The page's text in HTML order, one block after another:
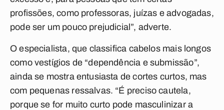
profissões, como professoras, juízas e advogadas,
pode ser um pouco prejudicial”, adverte.
O especialista, que classifica cabelos mais longos
como vestígios de “dependência e submissão”,
ainda se mostra entusiasta de cortes curtos, mas
com pequenas ressalvas. “É preciso cautela,
porque se for muito curto pode masculinizar a